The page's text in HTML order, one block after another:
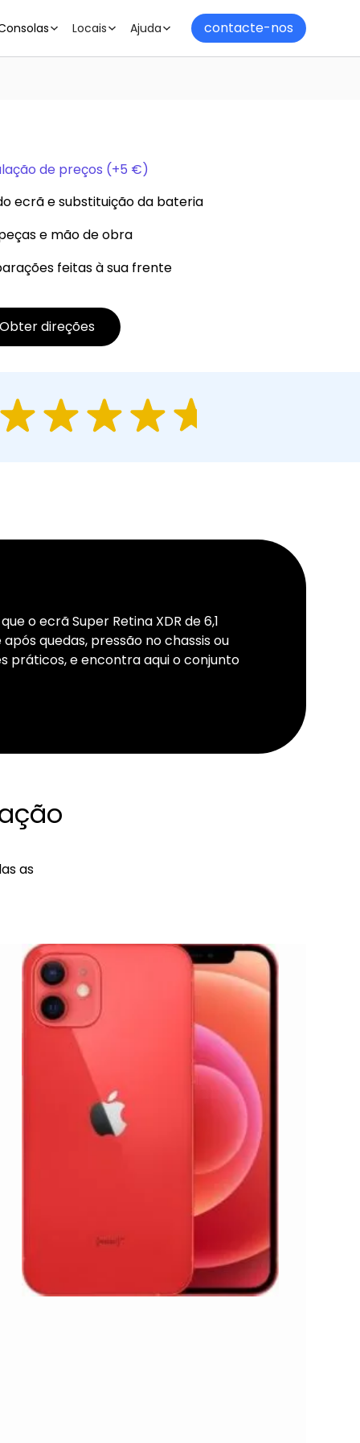
Locais Ajuda contacte-nos
de preços (+5 €)
ecrã e substituição da bateria
e mão de obra
feitas à sua frente
direções
o ecrã Super Retina XDR de 6,1
quedas, pressão no chassis ou
e encontra aqui o conjunto
as